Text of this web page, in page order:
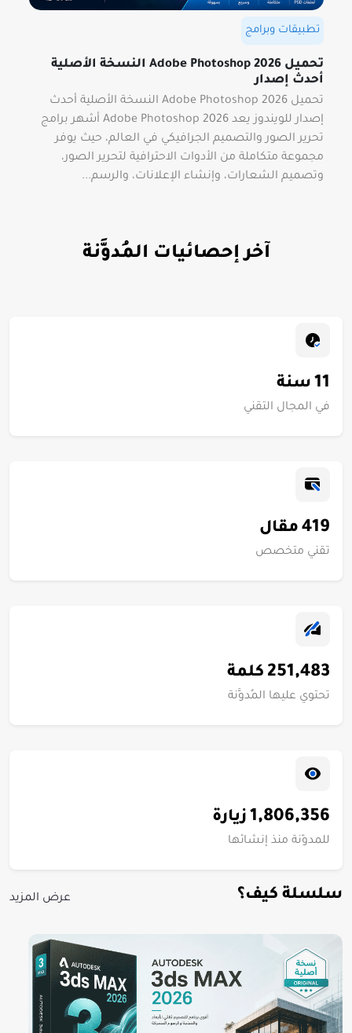
تطبيقات وبرامج
تحميل Adobe Photoshop 2026 النسخة الأصلية
أحدث إصدار
تحميل Adobe Photoshop 2026 النسخة الأصلية أحدث
إصدار للويندوز يعد Adobe Photoshop 2026 أشهر برامج
تحرير الصور والتصميم الجرافيكي في العالم، حيث يوفر
مجموعة متكاملة من الأدوات الاحترافية لتحرير الصور،
وتصميم الشعارات، وإنشاء الإعلانات، والرسم...
آخر إحصائيات المُدوَّنة
11 سنة
في المجال التقني
419 مقال
تقني متخصص
251,483 كلمة
تحتوي عليها المُدوَّنة
1,806,356 زيارة
للمدوّنة منذ إنشائها
سلسلة كيف؟ عرض المزيد